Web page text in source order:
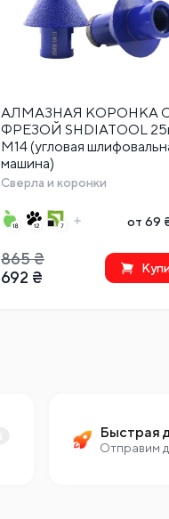
АЛМАЗНАЯ КОРОНКА
ФРЕЗОЙ SHDIATOOL
M14 (угловая
машина)
Сверла и коронки
от 69
865₴
692 ₴
Быстрая
Отправим